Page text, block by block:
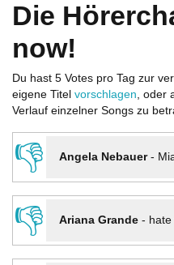
Die
now!
Du hast 5 Votes pro Tag zur
eigene Titel vorschlagen, oder
Verlauf einzelner Songs zu
👎 Angela Nebauer-
👎
Ariana Grande-